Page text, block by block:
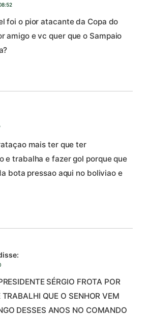
foi o pior atacante da Copa do
amigo e vc quer que o Sampaio
mais ter que ter
e trabalha e fazer gol porque que
bota pressao aqui no boliviao e
SÉRGIO FROTA POR
TRABALHI QUE O SENHOR VEM
DESSES ANOS NO COMANDO